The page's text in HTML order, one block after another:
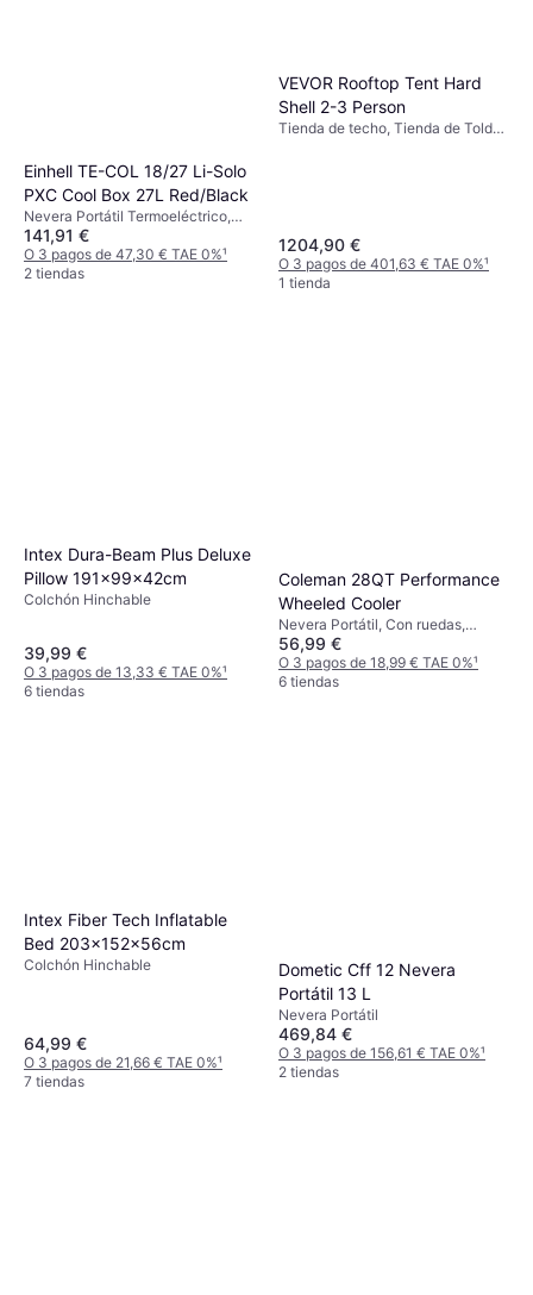
Einhell TE-COL 18/27 Li-Solo
PXC Cool Box 27L Red/Black
Nevera Portátil Termoeléctrico,
12/230 V, Compartimento
congelador, Plástico
141,91 €
O 3 pagos de 47,30 € TAE 0%¹
2 tiendas
VEVOR Rooftop Tent Hard
Shell 2-3 Person
Tienda de techo, Tienda de Toldo,
1204,90 €
O 3 pagos de 401,63 € TAE 0%¹
1 tienda
Intex Dura-Beam Plus Deluxe
Pillow 191x99x42cm
Colchón Hinchable
39,99 €
O 3 pagos de 13,33 € TAE 0%¹
6 tiendas
Coleman 28QT Performance
Wheeled Cooler
Nevera Portátil, Con ruedas,
Polipropileno
56,99 €
O 3 pagos de 18,99 € TAE 0%¹
6 tiendas
Intex Fiber Tech Inflatable
Bed 203x152x56cm
Colchón Hinchable
64,99 €
O 3 pagos de 21,66 € TAE 0%¹
7 tiendas
Dometic Cff 12 Nevera
Portátil 13 L
Nevera Portátil
469,84 €
O 3 pagos de 156,61 € TAE 0%¹
2 tiendas